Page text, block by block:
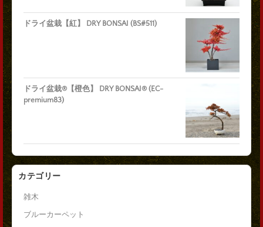
ドライ盆栽【紅】 DRY BONSAI (BS#511)
ドライ盆栽®【橙色】 DRY BONSAI® (EC-
premium83)
カテゴリー
雑木
ブルーカーペット